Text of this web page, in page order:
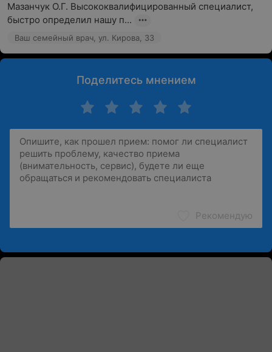
Мазанчук О.Г. Высококвалифицированный специалист,
быстро определил нашу п...
Ваш семейный врач, ул. Кирова, 33
Поделитесь мнением
Рекомендую